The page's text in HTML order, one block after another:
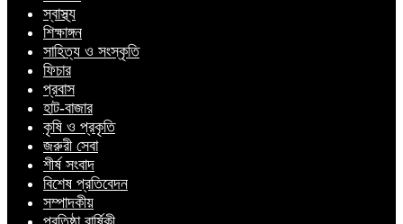
স্বাস্থ্য
শিক্ষাঙ্গন
সাহিত্য ও সংস্কৃতি
ফিচার
প্রবাস
হাট-বাজার
কৃষি ও প্রকৃতি
জরুরী সেবা
শীর্ষ সংবাদ
বিশেষ প্রতিবেদন
সম্পাদকীয়